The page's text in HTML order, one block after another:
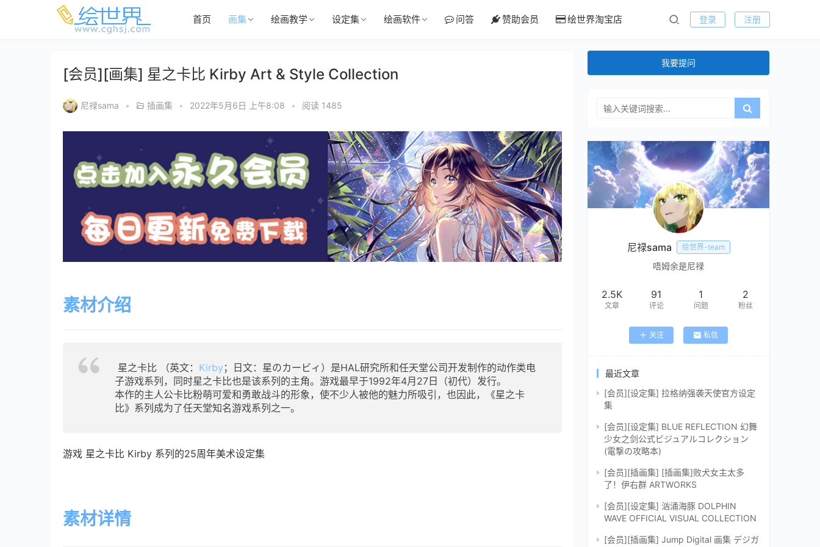
首页 画集 绘画教学 设定集 绘画软件 问答 赞助会员 绘世界淘宝店 登录 注册
[会员][画集] 星之卡比 Kirby Art & Style Collection
尼禄sama • 插画集 • 2022年5月6日 上午8:08 • 阅读 1485
素材介绍
星之卡比 （英文： Kirby ；日文：星のカービィ）是HAL研究所和任天堂公司开发制作的动作类电
子游戏系列，同时星之卡比也是该系列的主角。游戏最早于1992年4月27日（初代）发行。
本作的主人公卡比粉萌可爱和勇敢战斗的形象，使不少人被他的魅力所吸引，也因此，《星之卡
比》系列成为了任天堂知名游戏系列之一。
游戏 星之卡比 Kirby 系列的25周年美术设定集
素材详情
我要提问
尼禄sama 绘世界-team
唔姆余是尼禄
2.5K
文章
91
评论
1
问题
2
粉丝
关注 私信
最近文章
[会员][设定集] 拉格纳强袭天使官方设定
集
[会员][设定集] BLUE REFLECTION 幻舞
少女之剑公式ビジュアルコレクション
(電撃の攻略本)
[会员][插画集] [插画集]败犬女主太多
了！伊右群 ARTWORKS
[会员][设定集] 汹涌海豚 DOLPHIN
WAVE OFFICIAL VISUAL COLLECTION
[会员][插画集] Jump Digital 画集 デジガ